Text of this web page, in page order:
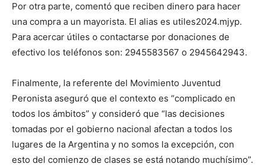
Por otra parte, comentó que reciben dinero para hacer
una compra a un mayorista. El alias es utiles2024.mjyp.
Para acercar útiles o contactarse por donaciones de
efectivo los teléfonos son: 2945583567 o 2945642943.
Finalmente, la referente del Movimiento Juventud
Peronista aseguró que el contexto es “complicado en
todos los ámbitos” y consideró que “las decisiones
tomadas por el gobierno nacional afectan a todos los
lugares de la Argentina y no somos la excepción, con
esto del comienzo de clases se está notando muchísimo”.